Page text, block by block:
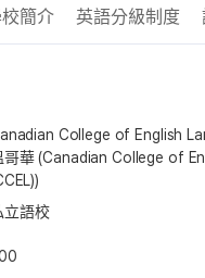
簡介 英語分級制度
College of English
哥華 (Canadian College of
立語校